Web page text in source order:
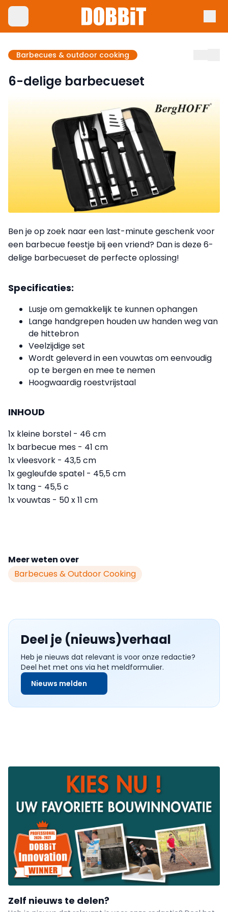
Barbecues & outdoor cooking
6-delige barbecueset
Ben je op zoek naar een last-minute geschenk voor
een barbecue feestje bij een vriend? Dan is deze 6-
delige barbecueset de perfecte oplossing!
Specificaties:
Lusje om gemakkelijk te kunnen ophangen
Lange handgrepen houden uw handen weg van
de hittebron
Veelzijdige set
Wordt geleverd in een vouwtas om eenvoudig
op te bergen en mee te nemen
Hoogwaardig roestvrijstaal
INHOUD
1x kleine borstel - 46 cm
1x barbecue mes - 41 cm
1x vleesvork - 43,5 cm
1x gegleufde spatel - 45,5 cm
1x tang - 45,5 c
1x vouwtas - 50 x 11 cm
Meer weten over
Barbecues & Outdoor Cooking
Deel je (nieuws)verhaal
Heb je nieuws dat relevant is voor onze redactie?
Deel het met ons via het meldformulier.
Nieuws melden
Zelf nieuws te delen?